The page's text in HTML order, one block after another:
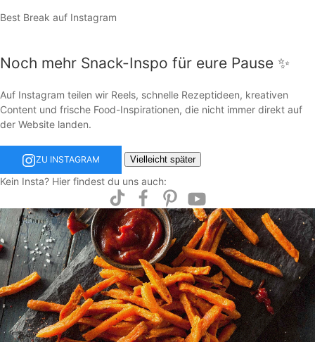
Best Break auf Instagram
Noch mehr Snack-Inspo für eure Pause ✨
Auf Instagram teilen wir Reels, schnelle Rezeptideen, kreativen
Content und frische Food-Inspirationen, die nicht immer direkt auf
der Website landen.
ZU INSTAGRAM Vielleicht später
Kein Insta? Hier findest du uns auch: